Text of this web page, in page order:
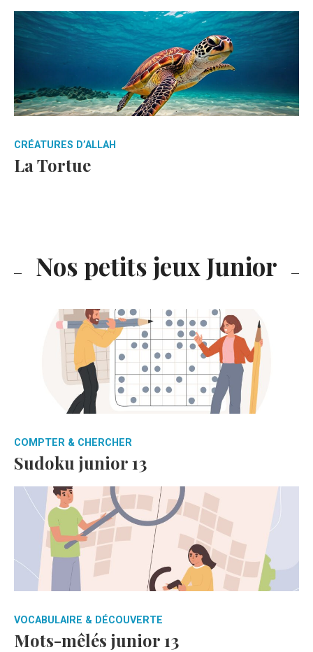
CRÉATURES D’ALLAH
La Tortue
Nos petits jeux Junior
COMPTER & CHERCHER
Sudoku junior 13
VOCABULAIRE & DÉCOUVERTE
Mots-mêlés junior 13